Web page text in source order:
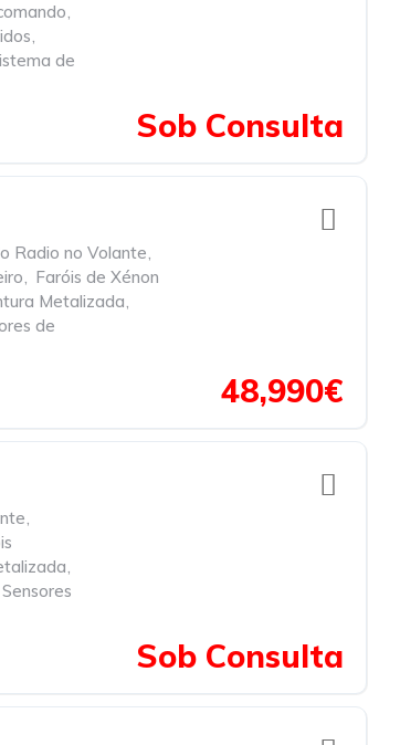
,
,
de
Sob Consulta
Radio no Volante,
, Faróis de Xénon
Metalizada,
de
48,990€
,
,
Sensores
Sob Consulta